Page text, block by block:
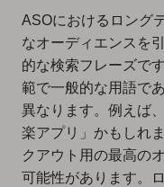
ASOにおけるロング
なオーディエンスを
的な検索フレーズで
範で一般的な用語で
異なります。例えば
楽アプリ」かもしれ
クアウト用の最高の
可能性があります。